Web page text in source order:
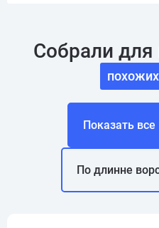
Собрали для
Показать все
По длинне